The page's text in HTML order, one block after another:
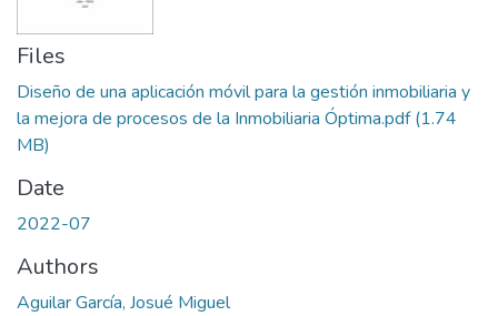
Files
Diseño de una aplicación móvil para la gestión inmobiliaria y
la mejora de procesos de la Inmobiliaria Óptima.pdf(1.74
MB)
Date
2022-07
Authors
Aguilar García, Josué Miguel